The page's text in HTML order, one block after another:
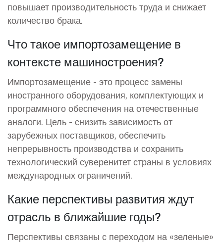
повышает производительность труда и снижает
количество брака.
Что такое импортозамещение в
контексте машиностроения?
Импортозамещение - это процесс замены
иностранного оборудования, комплектующих и
программного обеспечения на отечественные
аналоги. Цель - снизить зависимость от
зарубежных поставщиков, обеспечить
непрерывность производства и сохранить
технологический суверенитет страны в условиях
международных ограничений.
Какие перспективы развития ждут
отрасль в ближайшие годы?
Перспективы связаны с переходом на «зеленые»